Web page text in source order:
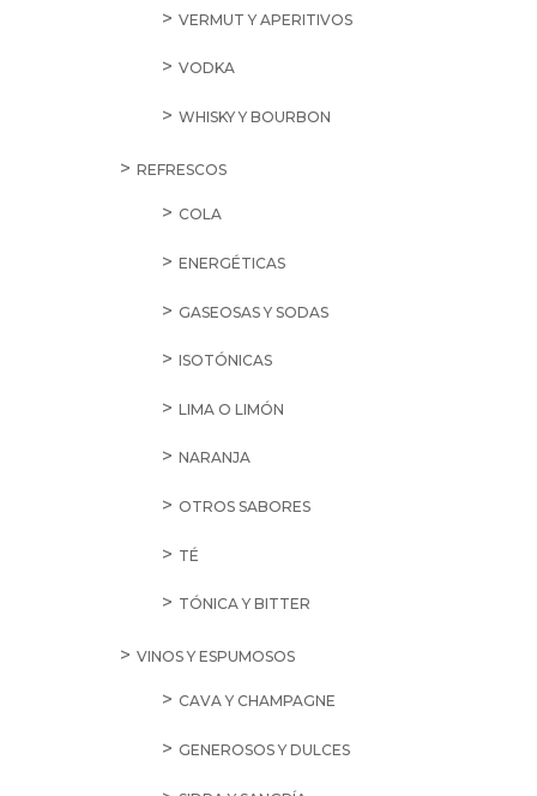
VERMUT Y APERITIVOS
VODKA
WHISKY Y BOURBON
REFRESCOS
COLA
ENERGÉTICAS
GASEOSAS Y SODAS
ISOTÓNICAS
LIMA O LIMÓN
NARANJA
OTROS SABORES
TÉ
TÓNICA Y BITTER
VINOS Y ESPUMOSOS
CAVA Y CHAMPAGNE
GENEROSOS Y DULCES